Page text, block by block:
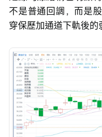
不是普通回調，而是
穿保歷加通道下軌後的